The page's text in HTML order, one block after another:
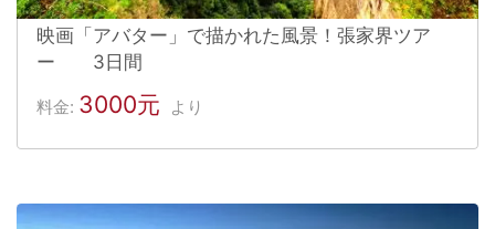
映画「アバター」で描かれた風景！張家界ツア
ー 3日間
料金: 3000元 より